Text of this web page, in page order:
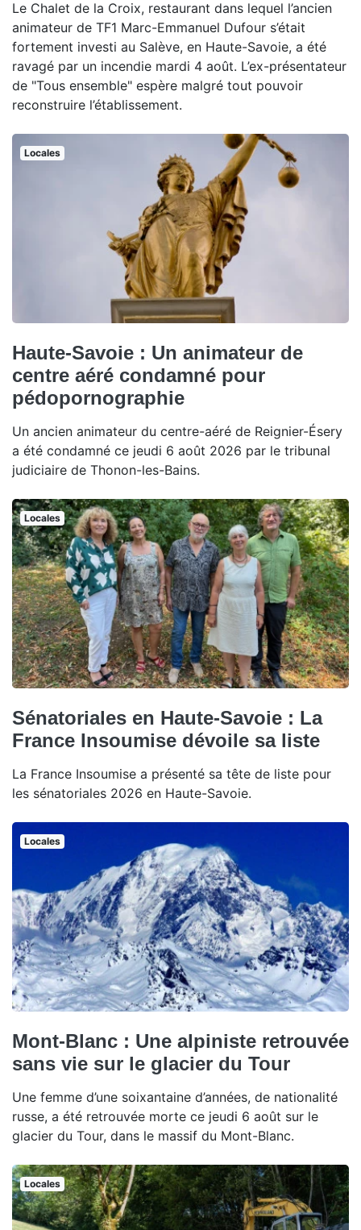
Le Chalet de la Croix, restaurant dans lequel l’ancien
animateur de TF1 Marc-Emmanuel Dufour s’était
fortement investi au Salève, en Haute-Savoie, a été
ravagé par un incendie mardi 4 août. L’ex-présentateur
de "Tous ensemble" espère malgré tout pouvoir
reconstruire l’établissement.
Locales
Haute-Savoie : Un animateur de
centre aéré condamné pour
pédopornographie
Un ancien animateur du centre-aéré de Reignier-Ésery
a été condamné ce jeudi 6 août 2026 par le tribunal
judiciaire de Thonon-les-Bains.
Locales
Sénatoriales en Haute-Savoie : La
France Insoumise dévoile sa liste
La France Insoumise a présenté sa tête de liste pour
les sénatoriales 2026 en Haute-Savoie.
Locales
Mont-Blanc : Une alpiniste retrouvée
sans vie sur le glacier du Tour
Une femme d’une soixantaine d’années, de nationalité
russe, a été retrouvée morte ce jeudi 6 août sur le
glacier du Tour, dans le massif du Mont-Blanc.
Locales